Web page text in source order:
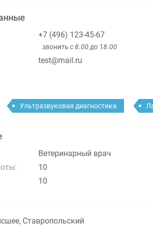
+7 (496) 123-45-67
звонить с 8.00 до 18.00
test@mail.ru
Ультразвуковая диагностика
Ветеринарный врач
10
10
Ставропольский